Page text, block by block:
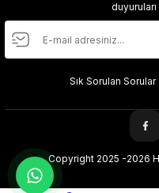
Sık Sorulan Sorular
Copyright 2025 -2026